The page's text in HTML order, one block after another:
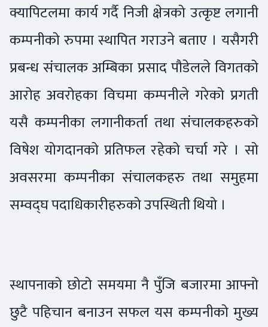
क्यापिटलमा कार्य गर्दै निजी क्षेत्रको उत्कृष्ट लगानी
कम्पनीको रुपमा स्थापित गराउने बताए । यसैगरी
प्रबन्ध संचालक अम्बिका प्रसाद पौडेलले विगतको
आरोह अवरोहका विचमा कम्पनीले गरेको प्रगती
यसै कम्पनीका लगानीकर्ता तथा संचालकहरुको
विषेश योगदानको प्रतिफल रहेको चर्चा गरे । सो
अवसरमा कम्पनीका संचालकहरु तथा समुहमा
सम्वद्घ पदाधिकारीहरुको उपस्थिती थियो ।
स्थापनाको छोटो समयमा नै पुँजि बजारमा आफ्नो
छुटै पहिचान बनाउन सफल यस कम्पनीको मुख्य